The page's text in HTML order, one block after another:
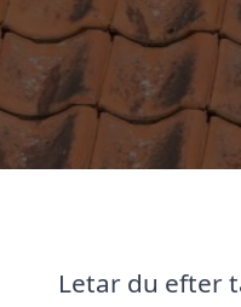
Letar du efter